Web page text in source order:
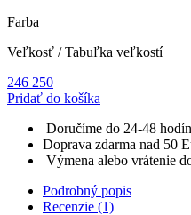
Farba
Veľkosť /Tabuľka veľkostí
246 250
Pridať do košíka
Doručíme do 24-48 hodín
Doprava zdarma nad 50
Výmena alebo vrátenie
Podrobný popis
Recenzie (1)